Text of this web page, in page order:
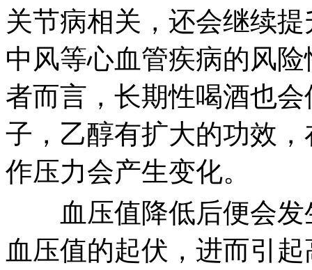
关节病相关，还会继续
中风等心血管疾病的风
者而言，长期性喝酒也
子，乙醇有扩大的功效
作压力会产生变化。
血压值降低后便会发
血压值的起伏，进而引